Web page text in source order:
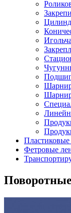
Фетровые